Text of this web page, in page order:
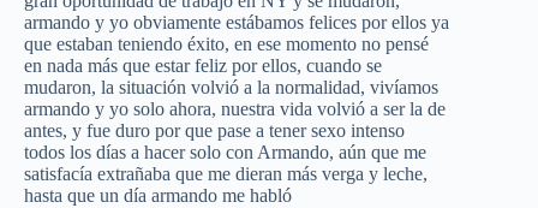
armando y yo obviamente estábamos felices por ellos ya
que estaban teniendo éxito, en ese momento no pensé
en nada más que estar feliz por ellos, cuando se
mudaron, la situación volvió a la normalidad, vivíamos
armando y yo solo ahora, nuestra vida volvió a ser la de
antes, y fue duro por que pase a tener sexo intenso
todos los días a hacer solo con Armando, aún que me
satisfacía extrañaba que me dieran más verga y leche,
hasta que un día armando me habló